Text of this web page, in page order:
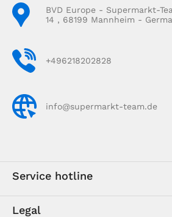
BVD Europe - Supermarkt-
14 , 68199 Mannheim -
+496218202828
info@supermarkt-team.de
Service hotline
Legal